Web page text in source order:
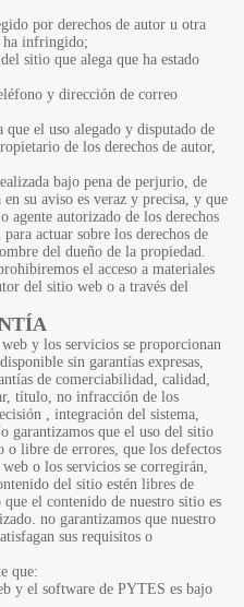
por derechos de autor u otra
ha infringido;
sitio que alega que ha estado
y dirección de correo
el uso alegado y disputado de
de los derechos de autor,
bajo pena de perjurio, de
su aviso es veraz y precisa, y que
agente autorizado de los derechos
actuar sobre los derechos de
del dueño de la propiedad.
el acceso a materiales
del sitio web o a través del
y los servicios se proporcionan
sin garantías expresas,
de comerciabilidad, calidad,
título, no infracción de los
, integración del sistema,
garantizamos que el uso del sitio
libre de errores, que los defectos
o los servicios se corregirán,
del sitio estén libres de
el contenido de nuestro sitio es
no garantizamos que nuestro
sus requisitos o
que:
y el software de PYTES es bajo